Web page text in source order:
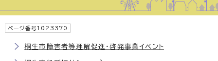
ページ番号1023370
桐生市障害者等理解促進・啓発事業イベント